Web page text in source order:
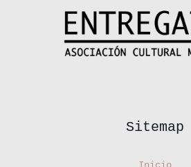
Sitemap